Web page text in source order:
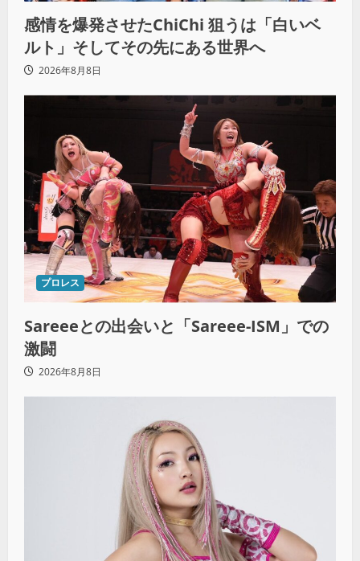
感情を爆発させたChiChi 狙うは「白いベ
ルト」そしてその先にある世界へ
2026年8月8日
プロレス
Sareeeとの出会いと「Sareee-ISM」での
激闘
2026年8月8日